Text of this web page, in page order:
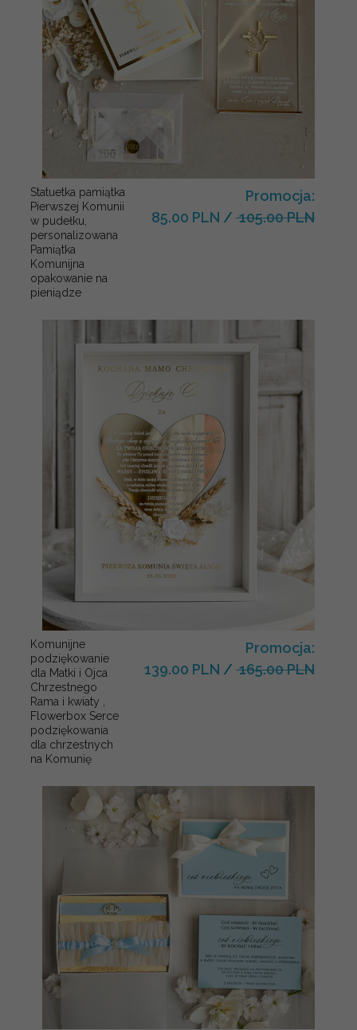
Statuetka pamiątka
Pierwszej Komunii
w pudełku,
personalizowana
Pamiątka
Komunijna
opakowanie na
pieniądze
Promocja:
85.00 PLN / 105.00 PLN
Komunijne
podziękowanie
dla Matki i Ojca
Chrzestnego
Rama i kwiaty ,
Flowerbox Serce
podziękowania
dla chrzestnych
na Komunię
Promocja:
139.00 PLN / 165.00 PLN